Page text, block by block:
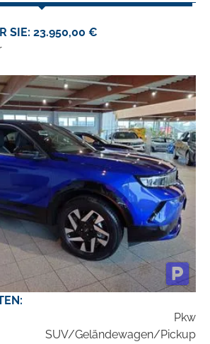
SIE: 23.950,00 €
Pkw
SUV/Geländewagen/Pickup